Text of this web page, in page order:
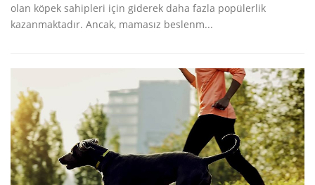
olan köpek sahipleri için giderek daha fazla popülerlik
kazanmaktadır. Ancak, mamasız beslenm...